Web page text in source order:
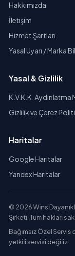
Hakkımızda
İletişim
Hizmet Şartları
Yasal Uyarı / Marka
Yasal & Gizlilik
K.V.K.K. Aydınlatma
Gizlilik ve Çerez
Haritalar
Google Haritalar
Yandex Haritalar
© 2026 Wins
Şirketi. Tüm hakları
Bağımsız Özel
yetkili servisi değiliz.